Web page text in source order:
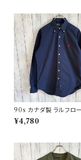
90s カナダ製 ラルフロ
ボタンダウンシャツ
en
¥4,780